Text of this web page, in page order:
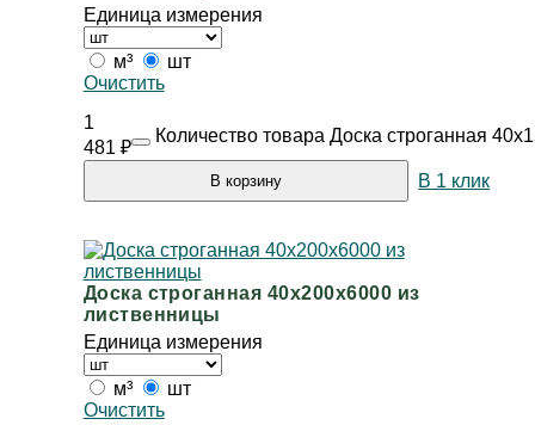
Единица измерения
м³
шт
Очистить
1
481 ₽
Количество товара Доска строганная
В корзину В 1 клик
Доска строганная 40х200х6000 из
лиственницы
Единица измерения
м³
шт
Очистить